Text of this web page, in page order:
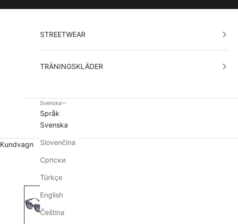
STREETWEAR
TRÄNINGSKLÄDER
Svenska
Språk
Svenska
Slovenčina
Српски
Türkçe
English
Čeština
Kundvagn